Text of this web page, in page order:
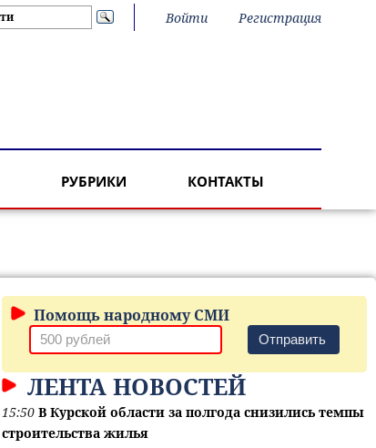
Войти Регистрация
РУБРИКИ КОНТАКТЫ
Помощь народному СМИ
Отправить
ЛЕНТА НОВОСТЕЙ
15:50 В Курской области за полгода снизились темпы
строительства жилья